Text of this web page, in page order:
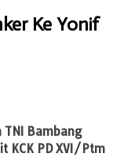
Ke Yonif
Bambang
KCK PD XVI/Ptm